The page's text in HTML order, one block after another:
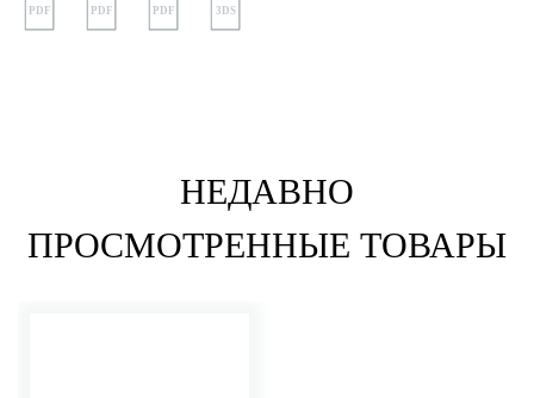
PDF PDF PDF 3DS
НЕДАВНО
ПРОСМОТРЕННЫЕ ТОВАРЫ